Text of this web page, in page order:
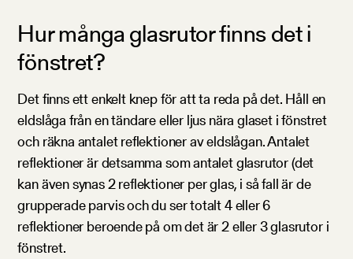
Hur många glasrutor finns det i
fönstret?
Det finns ett enkelt knep för att ta reda på det. Håll en
eldslåga från en tändare eller ljus nära glaset i fönstret
och räkna antalet reflektioner av eldslågan. Antalet
reflektioner är detsamma som antalet glasrutor (det
kan även synas 2 reflektioner per glas, i så fall är de
grupperade parvis och du ser totalt 4 eller 6
reflektioner beroende på om det är 2 eller 3 glasrutor i
fönstret.